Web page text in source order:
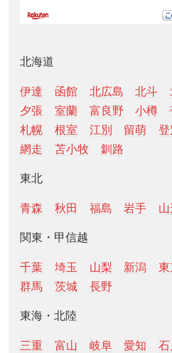
北海道
伊達 函館 北広島 北斗
夕張
室蘭 富良野 小樽
札幌
根室 江別 留萌 登
網走
苫小牧 釧路
東北
青森 秋田 福島 岩手
関東・甲信越
千葉 埼玉 山梨 新潟 東
群馬
茨城 長野
東海・北陸
三重 富山 岐阜 愛知 石